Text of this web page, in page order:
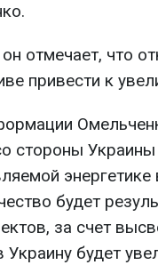
отмечает, что
привести к
стороны Украины
будет
за счет
Украину будет